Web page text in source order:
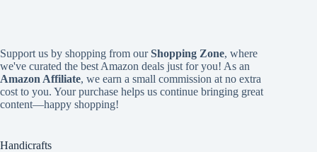
Support us by shopping from ourShopping Zone, where
we've curated the best Amazon deals just for you! As an
Amazon Affiliate, we earn a small commission at no extra
cost to you. Your purchase helps us continue bringing great
content—happy shopping!
Handicrafts